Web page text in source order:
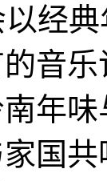
典
音
年
国